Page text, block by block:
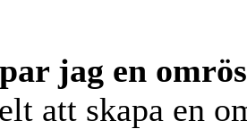
jag en
att skapa en